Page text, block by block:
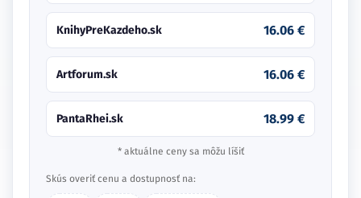
KnihyPreKazdeho.sk 16.06 €
Artforum.sk 16.06 €
PantaRhei.sk 18.99 €
* aktuálne ceny sa môžu líšiť
Skús overiť cenu a dostupnosť na: